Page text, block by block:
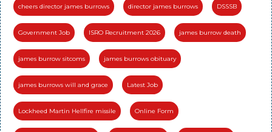
cheers director james burrows director james burrows DSSSB
Government Job ISRO Recruitment 2026 james burrow death
james burrow sitcoms james burrows obituary
james burrows will and grace Latest Job
Lockheed Martin Hellfire missile Online Form